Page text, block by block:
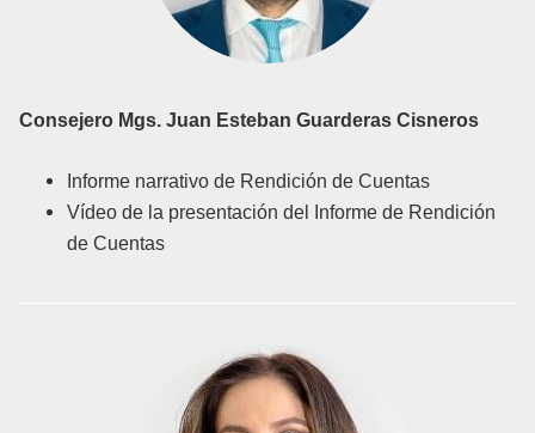
Consejero Mgs. Juan Esteban Guarderas Cisneros
Informe narrativo de Rendición de Cuentas
Vídeo de la presentación del Informe de Rendición
de Cuentas